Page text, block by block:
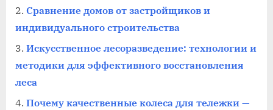
Сравнение домов от застройщиков и
индивидуального строительства
Искусственное лесоразведение: технологии и
методики для эффективного восстановления
леса
Почему качественные колеса для тележки —